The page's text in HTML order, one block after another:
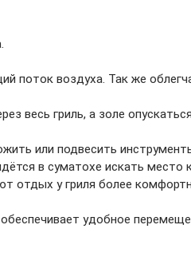
поток воздуха. Так же
весь гриль, а золе
или подвесить
в суматохе искать место
отдых у гриля более
удобное